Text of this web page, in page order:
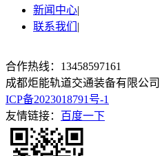
新闻中心|
联系我们 |
合作热线：13458597161
成都炬能轨道交通装备有限公司
ICP备2023018791号-1
友情链接： 百度一下